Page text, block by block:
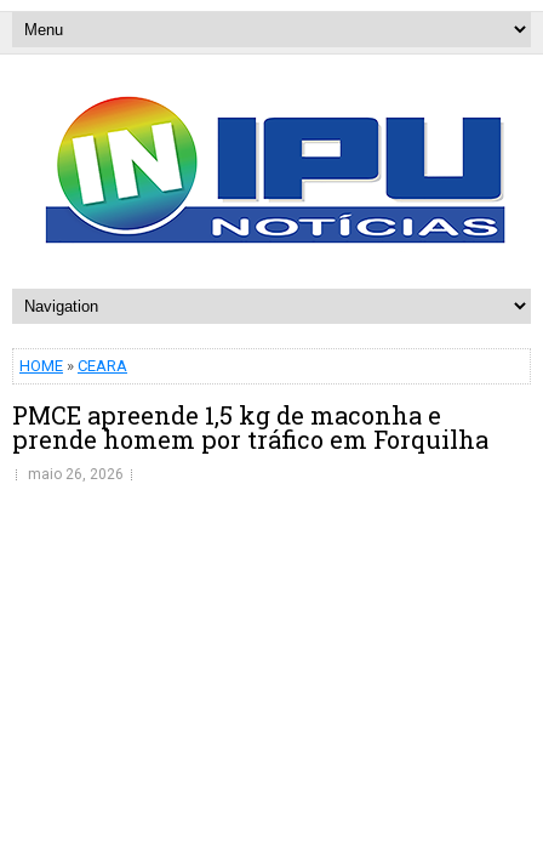
HOME » CEARA
PMCE apreende 1,5 kg de maconha e
prende homem por tráfico em Forquilha
maio 26, 2026